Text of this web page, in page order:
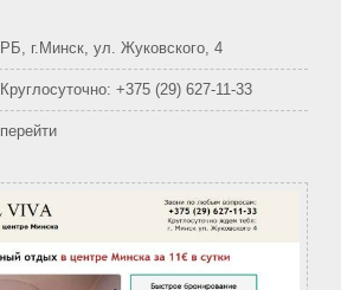
РБ, г.Минск, ул. Жуковского, 4
Круглосуточно: +375 (29) 627-11-33
перейти